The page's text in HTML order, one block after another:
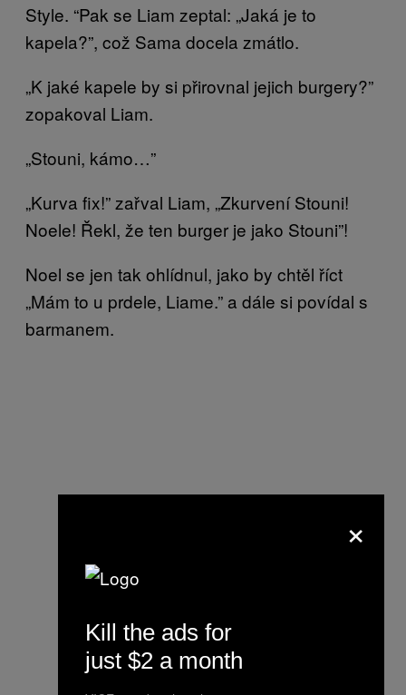
Style. “Pak se Liam zeptal: „Jaká je to
kapela?”, což Sama docela zmátlo.
„K jaké kapele by si přirovnal jejich burgery?”
zopakoval Liam.
„Stouni, kámo…”
„Kurva fix!” zařval Liam, „Zkurvení Stouni!
Noele! Řekl, že ten burger je jako Stouni”!
Noel se jen tak ohlídnul, jako by chtěl říct
„Mám to u prdele, Liame.” a dále si povídal s
barmanem.
×
Kill the ads for
just $2 a month